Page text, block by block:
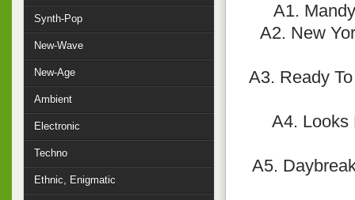
A1.
A2. New
A3. Ready
A4. Looks
A5.
Synth-Pop
New-Wave
New-Age
Ambient
Electronic
Techno
Ethnic, Enigmatic